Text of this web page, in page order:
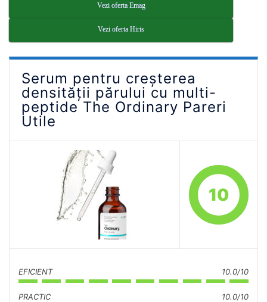
Vezi oferta Emag
Vezi oferta Hiris
Serum pentru creșterea
densității părului cu multi-
peptide The Ordinary Pareri
Utile
10
EFICIENT 10.0/10
PRACTIC 10.0/10